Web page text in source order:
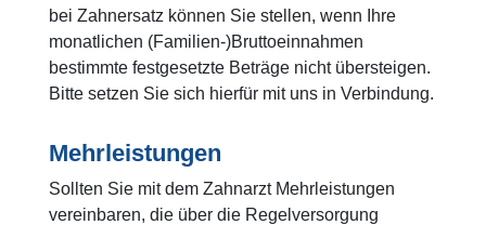
bei Zahnersatz können Sie stellen, wenn Ihre
monatlichen (Familien-)Bruttoeinnahmen
bestimmte festgesetzte Beträge nicht übersteigen.
Bitte setzen Sie sich hierfür mit uns in Verbindung.
Mehrleistungen
Sollten Sie mit dem Zahnarzt Mehrleistungen
vereinbaren, die über die Regelversorgung